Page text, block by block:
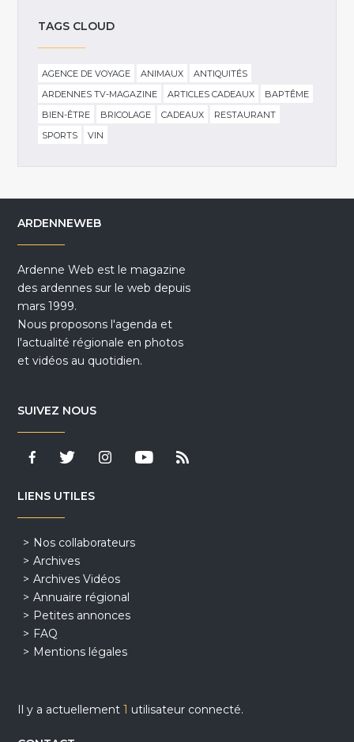
TAGS CLOUD
AGENCE DE VOYAGE ANIMAUX
ANTIQUITÉS
ARDENNES TV-MAGAZINE
ARTICLES CADEAUX
BAPTÊME
BIEN-ÊTRE
BRICOLAGE CADEAUX
RESTAURANT
SPORTS
VIN
ARDENNEWEB
Ardenne Web est le magazine
des ardennes sur le web depuis
mars 1999.
Nous proposons l'agenda et
l'actualité régionale en photos
et vidéos au quotidien.
SUIVEZ NOUS
LIENS UTILES
Nos collaborateurs
Archives
Archives Vidéos
Annuaire régional
Petites annonces
FAQ
Mentions légales
Il y a actuellement1 utilisateur connecté.